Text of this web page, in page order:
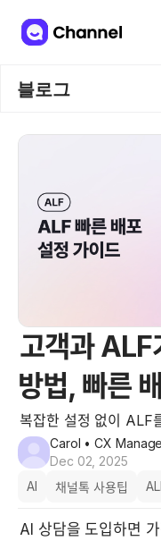
블로그
고객과 ALF
방법, 빠른
복잡한 설정 없이 ALF
Carol • CX
Dec 02, 2025
AI
채널톡 사용팁
AI 상담을 도입하면